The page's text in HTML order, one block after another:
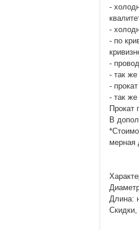
-
-
- по
-
- так же
-
- так же
Прокат
В
мерная
Длина:
Скидки,